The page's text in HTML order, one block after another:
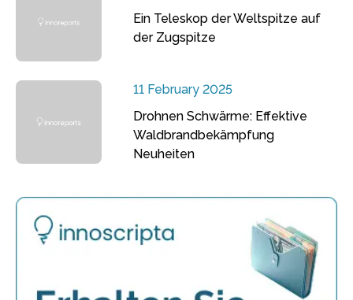
Ein Teleskop der Weltspitze auf
der Zugspitze
11 February 2025
Drohnen Schwärme: Effektive
Waldbrandbekämpfung
Neuheiten